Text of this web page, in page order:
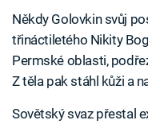
Někdy Golovkin svůj
třináctiletého Nikity
Permské oblasti,
Z těla pak stáhl kůži a
Sovětský svaz přestal